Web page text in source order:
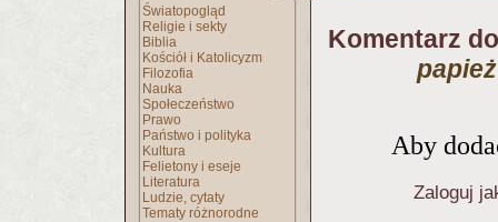
Światopogląd
Religie i sekty
Biblia
Kościół i Katolicyzm
Filozofia
Nauka
Społeczeństwo
Prawo
Państwo i polityka
Kultura
Felietony i eseje
Literatura
Ludzie, cytaty
Tematy różnorodne
Komentarz
Aby
Zaloguj